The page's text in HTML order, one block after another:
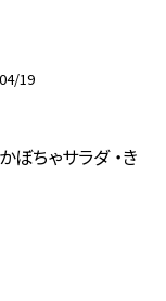
19
ぼちゃサラダ ・き